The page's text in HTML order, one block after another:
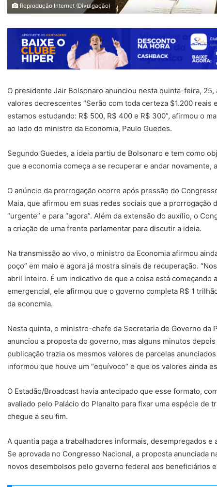
Reprodução Internet (Divulgação)
O presidente Jair Bolsonaro anunciou nesta quinta-feira,
valores decrescentes “Serão com toda certeza $1.200 reais
estamos estudando: R$ 500, R$ 400 e R$ 300”, afirmou o
ao lado do ministro da Economia, Paulo Guedes.
Segundo Guedes, a ideia partiu de Bolsonaro e tem como
que a economia começa a se recuperar e andar novamente,
O anúncio da prorrogação ocorre após pressão do
Maia, que afirmou em suas redes sociais que a prorrogação
“urgente” e para “agora”. Além da extensão do auxílio, o
a criação de uma frente parlamentar para discutir a ideia.
Na transmissão ao vivo, o ministro da Economia afirmou
poço” em maio e agora já mostra sinais de recuperação.
abril inteiro. É um indicativo de que a coisa está começando
emergencial, ele afirmou que o governo completa R$ 1
da economia.
Nesta quinta, o ministro-chefe da Secretaria de Governo da
anunciou a proposta do governo, mas alguns minutos
publicação trazia os mesmos valores de parcelas
informou que houve um “equívoco” e que os valores ainda
O Estadão/Broadcast havia antecipado que esse formato,
avaliado pelo Palácio do Planalto para fixar uma espécie de
chegue a seu fim.
A quantia paga a trabalhadores informais, desempregados
Se aprovada no Congresso Nacional, a proposta anunciada
novos desembolsos pelo governo federal aos beneficiários